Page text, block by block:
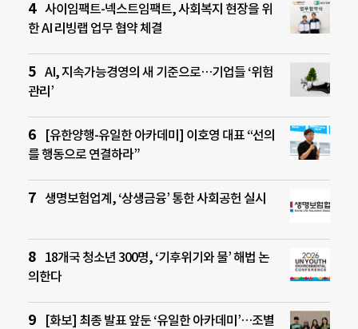
사이임팩트-넥스트임팩트, 사회복지 현장을 위
한 AI 리빙랩 업무 협약 체결
AI, 지속가능경영의 새 기준으로…기업들 ‘위험
관리’
[유한양행-유일한 아카데미] 이호영 대표 “선의
를 행동으로 연결하라”
생명보험업계, ‘상생금융’ 통한 사회공헌 실시
18개국 청소년 300명, ‘기후위기와 물’ 해법 논
의한다
[화보] 최종 발표 앞둔 ‘유일한 아카데미’…조별